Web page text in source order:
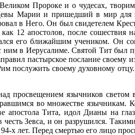
Пророке и о чудесах,
Марии и пришедший в мир для
в Него. Он был свидетелем
12 апостолов, после
его ближайшим учеником. Он
в Иерусалиме. Святой Тит был
пастырское послание
послужить своему духовному
просвещением язычников
во множестве
Тита, идол Дианы на
честь Зевса, и он разрушился.
х лет. Перед смертью его лицо